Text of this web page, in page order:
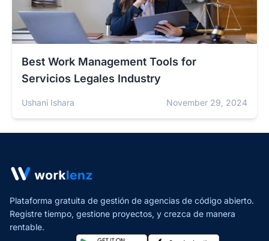
Best Work Management Tools for
Servicios Legales Industry
Ushani Ishara November 29, 2024
Plataforma gratuita de gestión de agencias de código abierto.
Registre tiempo, gestione proyectos, y crezca de manera
rentable.